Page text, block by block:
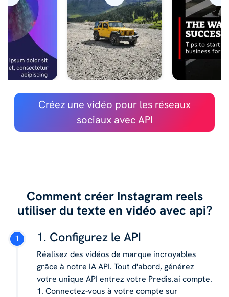
Créez une vidéo pour les réseaux
sociaux avec API
Comment créer Instagram reels
utiliser du texte en vidéo avec api?
1. Configurez le API
Réalisez des vidéos de marque incroyables
grâce à notre IA API. Tout d'abord, générez
votre unique API entrez votre Predis.ai compte.
1. Connectez-vous à votre compte sur